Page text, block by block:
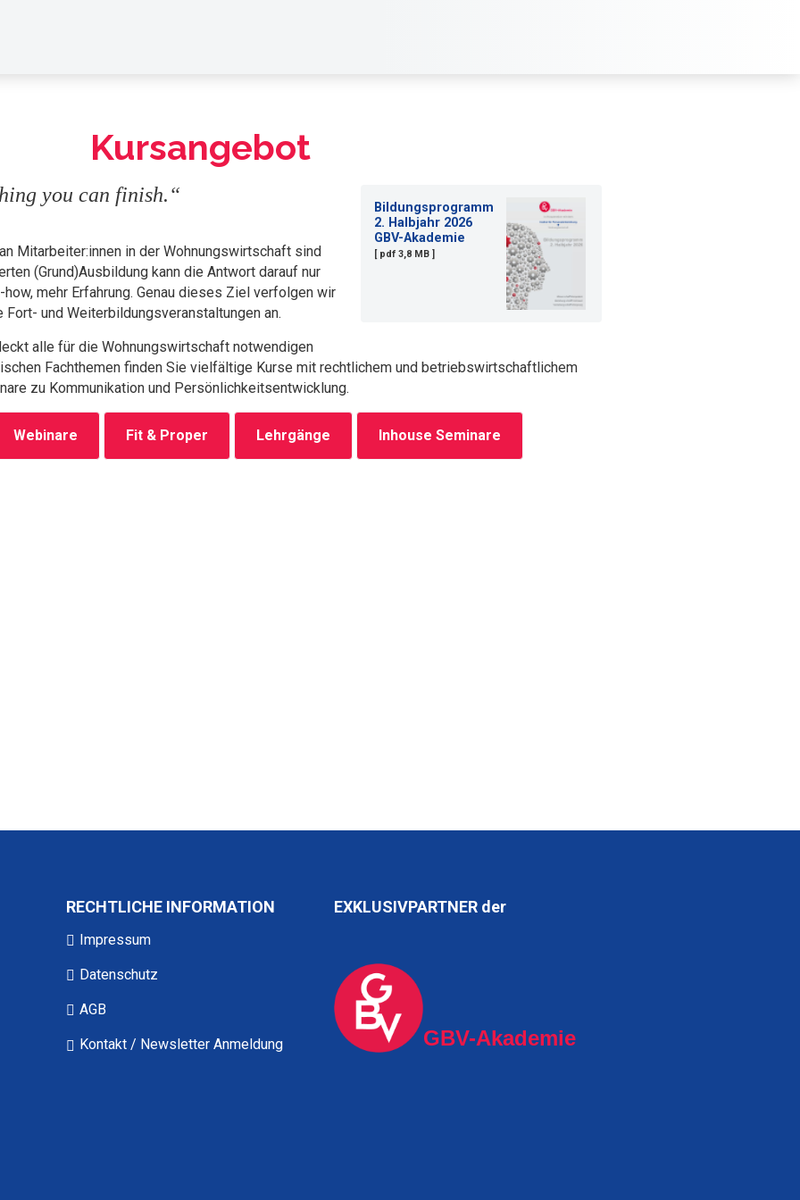
Kursangebot
Bildungsprogramm
2. Halbjahr 2026
GBV-Akademie
[ pdf 3,8 MB ]
you can finish.“
Mitarbeiter:innen in der Wohnungswirtschaft sind
(Grund)Ausbildung kann die Antwort darauf nur
mehr Erfahrung. Genau dieses Ziel verfolgen wir
und Weiterbildungsveranstaltungen an.
alle für die Wohnungswirtschaft notwendigen
Fachthemen finden Sie vielfältige Kurse mit rechtlichem und betriebswirtschaftlichem
zu Kommunikation und Persönlichkeitsentwicklung.
Webinare Fit & Proper Lehrgänge Inhouse Seminare
RECHTLICHE INFORMATION
Impressum
Datenschutz
AGB
Kontakt / Newsletter Anmeldung
EXKLUSIVPARTNER der
GBV-Akademie